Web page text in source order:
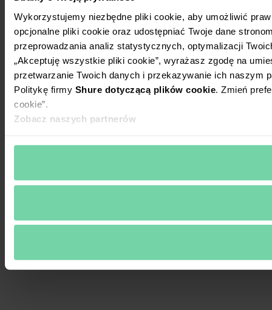
Wykorzystujemy niezbędne pliki cookie, aby umożliwić
opcjonalne pliki cookie oraz udostępniać Twoje dane
przeprowadzania analiz statystycznych, optymalizacji
„Akceptuję wszystkie pliki cookie”, wyrażasz zgodę na
przetwarzanie Twoich danych i przekazywanie ich
Politykę firmy Shure dotyczącą plików cookie . Zmień
cookie”.
Zobacz naszych partnerów